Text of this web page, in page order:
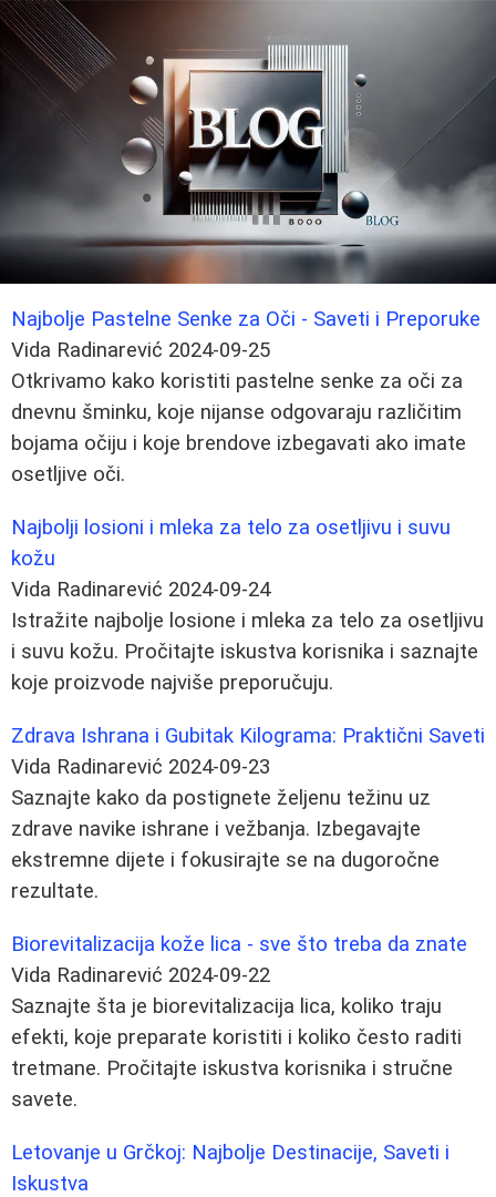
Najbolje Pastelne Senke za Oči - Saveti i Preporuke
Vida Radinarević 2024-09-25
Otkrivamo kako koristiti pastelne senke za oči za
dnevnu šminku, koje nijanse odgovaraju različitim
bojama očiju i koje brendove izbegavati ako imate
osetljive oči.
Najbolji losioni i mleka za telo za osetljivu i suvu
kožu
Vida Radinarević 2024-09-24
Istražite najbolje losione i mleka za telo za osetljivu
i suvu kožu. Pročitajte iskustva korisnika i saznajte
koje proizvode najviše preporučuju.
Zdrava Ishrana i Gubitak Kilograma: Praktični Saveti
Vida Radinarević 2024-09-23
Saznajte kako da postignete željenu težinu uz
zdrave navike ishrane i vežbanja. Izbegavajte
ekstremne dijete i fokusirajte se na dugoročne
rezultate.
Biorevitalizacija kože lica - sve što treba da znate
Vida Radinarević 2024-09-22
Saznajte šta je biorevitalizacija lica, koliko traju
efekti, koje preparate koristiti i koliko često raditi
tretmane. Pročitajte iskustva korisnika i stručne
savete.
Letovanje u Grčkoj: Najbolje Destinacije, Saveti i
Iskustva